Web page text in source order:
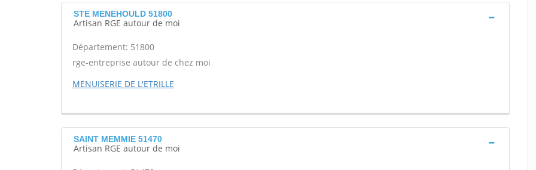
STE MENEHOULD 51800
Artisan RGE autour de moi
Département: 51800
rge-entreprise autour de chez moi
MENUISERIE DE L'ETRILLE
SAINT MEMMIE 51470
Artisan RGE autour de moi